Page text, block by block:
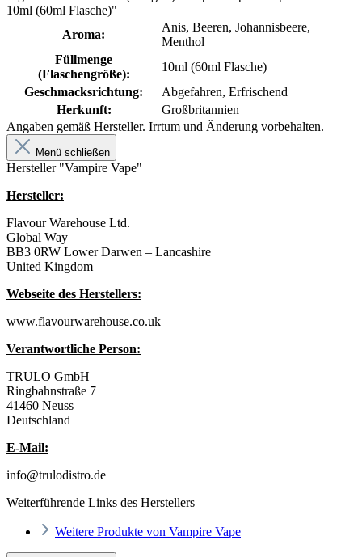
10ml (60ml Flasche)"
Aroma:
Anis, Beeren, Johannisbeere,
Menthol
Füllmenge
(Flaschengröße):
10ml (60ml Flasche)
Geschmacksrichtung:
Abgefahren, Erfrischend
Herkunft:
Großbritannien
Angaben gemäß Hersteller. Irrtum und Änderung vorbehalten.
Menü schließen
Hersteller "Vampire Vape"
Hersteller:
Flavour Warehouse Ltd.
Global Way
BB3 0RW Lower Darwen – Lancashire
United Kingdom
Webseite des Herstellers:
www.flavourwarehouse.co.uk
Verantwortliche Person:
TRULO GmbH
Ringbahnstraße 7
41460 Neuss
Deutschland
E-Mail:
info@trulodistro.de
Weiterführende Links des Herstellers
Weitere Produkte von Vampire Vape